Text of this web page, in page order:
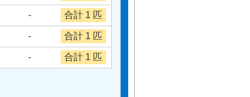
- 合計 1 匹
- 合計 1 匹
- 合計 1 匹